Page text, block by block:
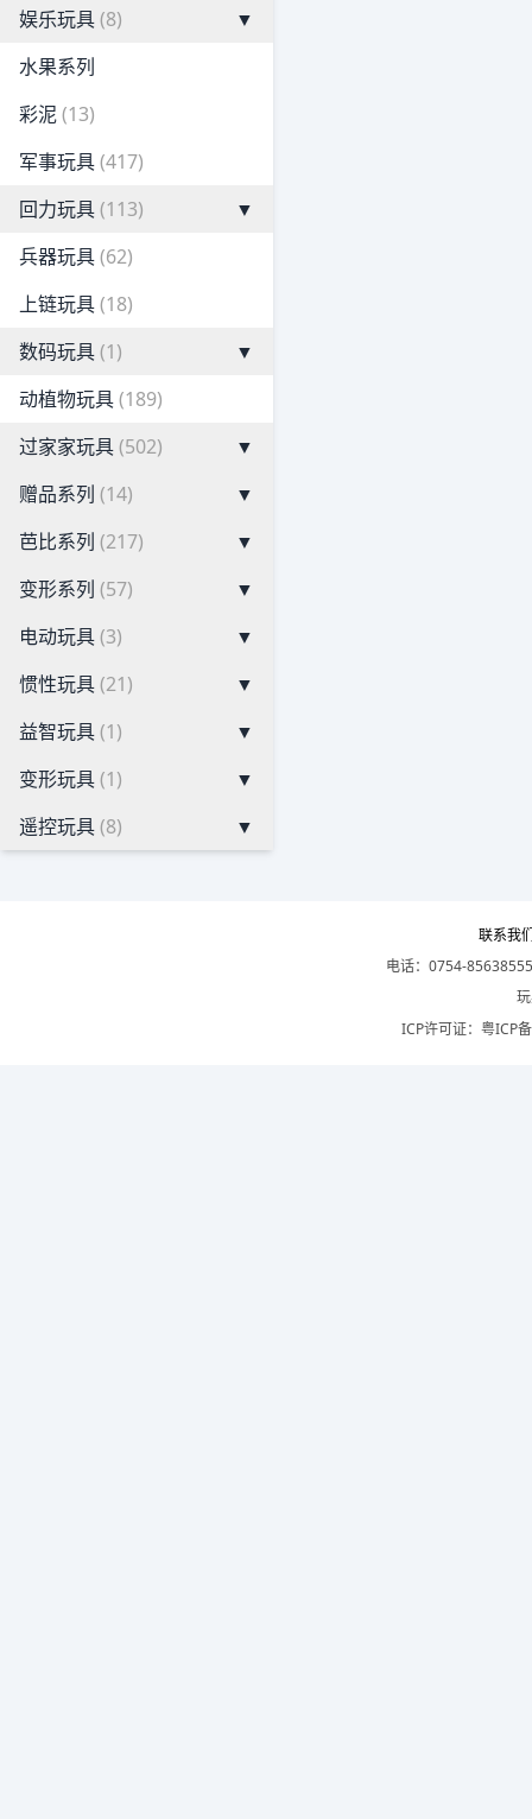
娱乐玩具(8)
▼
水果系列
彩泥(13)
军事玩具(417)
回力玩具(113)
▼
兵器玩具(62)
上链玩具(18)
数码玩具(1)
▼
动植物玩具(189)
过家家玩具(502)
▼
赠品系列 (14)
▼
芭比系列 (217)
▼
变形系列 (57)
▼
电动玩具(3)
▼
惯性玩具(21)
▼
益智玩具(1)
▼
变形玩具(1)
▼
遥控玩具(8) ▼
联系我
电话：0754-
ICP许可证： 粤ICP